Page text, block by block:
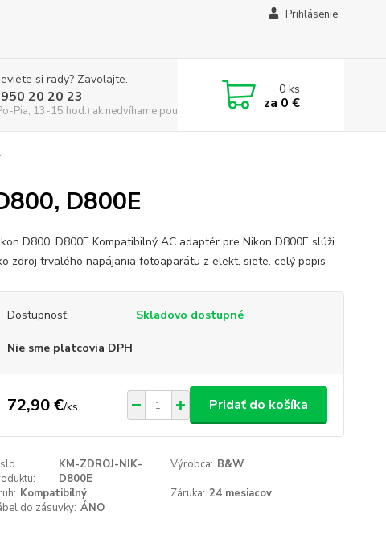
Prihlásenie
si rady? Zavolajte.
20 20 23
Pia, 13-15 hod.) ak nedvíhame použite CHATBOX
0ks
za 0 €
D800E
D800, D800E Kompatibilný AC adaptér pre Nikon D800E slúži
zdroj trvalého napájania fotoaparátu z elekt. siete. celý popis
Dostupnosť: Skladovo dostupné
Nie sme platcovia DPH
72,90 €/ks Pridať do košíka
KM-ZDROJ-NIK-
D800E
Výrobca: B&W
Kompatibilný Záruka: 24 mesiacov
do zásuvky: ÁNO